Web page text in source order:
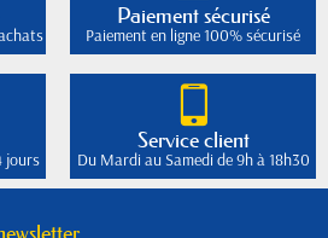
Paiement sécurisé
Paiement en ligne 100% sécurisé
jours
Service client
Du Mardi au Samedi de 9h à 18h30